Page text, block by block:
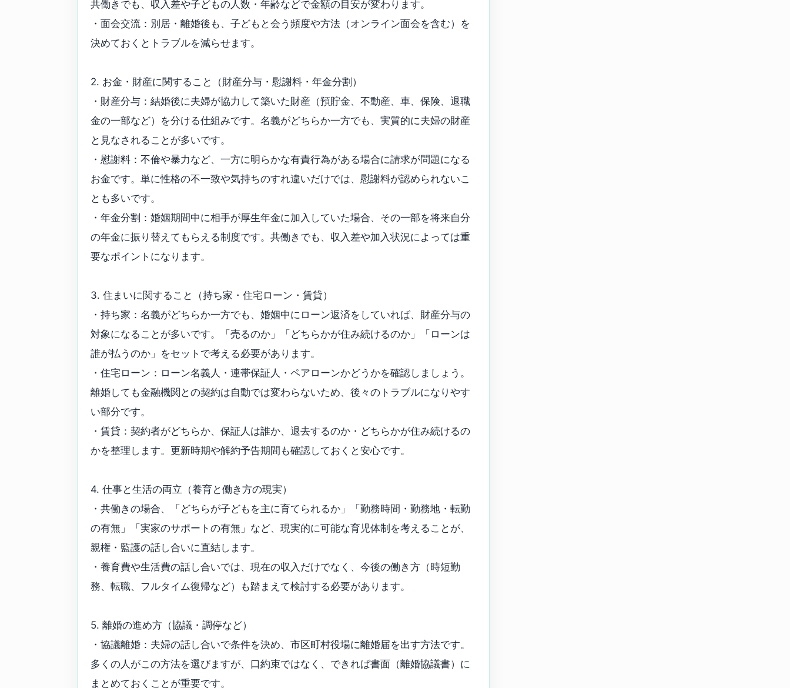
共働きでも、収入差や子どもの人数・年齢などで金額の目安が変わります。
・面会交流：別居・離婚後も、子どもと会う頻度や方法（オンライン面会を含む）を
決めておくとトラブルを減らせます。
2. お金・財産に関すること（財産分与・慰謝料・年金分割）
・財産分与：結婚後に夫婦が協力して築いた財産（預貯金、不動産、車、保険、退職
金の一部など）を分ける仕組みです。名義がどちらか一方でも、実質的に夫婦の財産
と見なされることが多いです。
・慰謝料：不倫や暴力など、一方に明らかな有責行為がある場合に請求が問題になる
お金です。単に性格の不一致や気持ちのすれ違いだけでは、慰謝料が認められないこ
とも多いです。
・年金分割：婚姻期間中に相手が厚生年金に加入していた場合、その一部を将来自分
の年金に振り替えてもらえる制度です。共働きでも、収入差や加入状況によっては重
要なポイントになります。
3. 住まいに関すること（持ち家・住宅ローン・賃貸）
・持ち家：名義がどちらか一方でも、婚姻中にローン返済をしていれば、財産分与の
対象になることが多いです。「売るのか」「どちらかが住み続けるのか」「ローンは
誰が払うのか」をセットで考える必要があります。
・住宅ローン：ローン名義人・連帯保証人・ペアローンかどうかを確認しましょう。
離婚しても金融機関との契約は自動では変わらないため、後々のトラブルになりやす
い部分です。
・賃貸：契約者がどちらか、保証人は誰か、退去するのか・どちらかが住み続けるの
かを整理します。更新時期や解約予告期間も確認しておくと安心です。
4. 仕事と生活の両立（養育と働き方の現実）
・共働きの場合、「どちらが子どもを主に育てられるか」「勤務時間・勤務地・転勤
の有無」「実家のサポートの有無」など、現実的に可能な育児体制を考えることが、
親権・監護の話し合いに直結します。
・養育費や生活費の話し合いでは、現在の収入だけでなく、今後の働き方（時短勤
務、転職、フルタイム復帰など）も踏まえて検討する必要があります。
5. 離婚の進め方（協議・調停など）
・協議離婚：夫婦の話し合いで条件を決め、市区町村役場に離婚届を出す方法です。
多くの人がこの方法を選びますが、口約束ではなく、できれば書面（離婚協議書）に
まとめておくことが重要です。